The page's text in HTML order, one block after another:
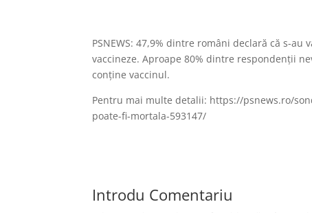
PSNEWS: 47,9% dintre români declară că s-
vaccineze. Aproape 80% dintre respondenții
conține vaccinul.
Pentru mai multe detalii: https://psnews.ro/
poate-fi-mortala-593147/
Introdu Comentariu